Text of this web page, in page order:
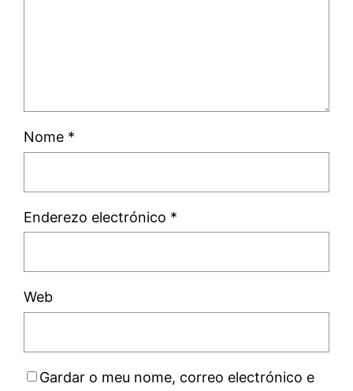
Nome *
Enderezo electrónico *
Web
Gardar o meu nome, correo electrónico e